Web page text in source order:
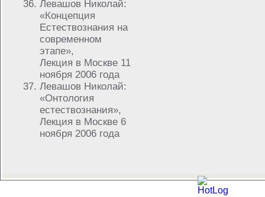
Левашов Николай:
«Концепция
Естествознания на
современном
этапе»,
Лекция в Москве 11
ноября 2006 года
Левашов Николай:
«Онтология
естествознания»,
Лекция в Москве 6
ноября 2006 года